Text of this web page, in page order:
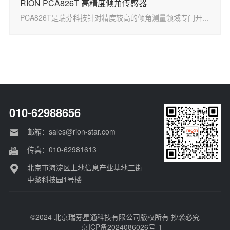
RION PCA826T 高精度倾角传感器
PCA826T是瑞芬科技针对精度较高的倾角测量领域专门开...
010-62988656
邮箱：sales@rion-star.com
传真：010-62981613
北京市海淀区上地信息产业基地三街
中黎科技园1号楼
©2024 北京瑞芬星通科技有限公司版权所有 抄袭必究
京ICP备2024086026号-1